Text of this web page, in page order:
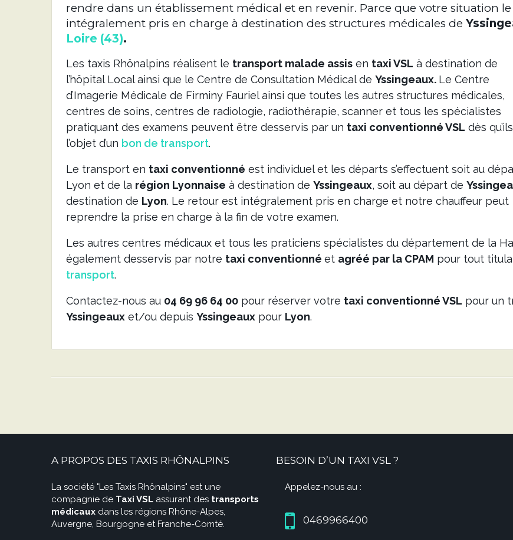
rendre dans un établissement médical et en revenir. Parce que votre situation
intégralement pris en charge à destination des structures médicales de
Loire (43).
Les taxis Rhônalpins réalisent le transport malade assis en taxi VSL à destination de
l’hôpital Local ainsi que le Centre de Consultation Médical de Yssingeaux. Le Centre
d’Imagerie Médicale de Firminy Fauriel ainsi que toutes les autres structures médicales,
centres de soins, centres de radiologie, radiothérapie, scanner et tous les spécialistes
pratiquant des examens peuvent être desservis par un taxi conventionné VSL dès
l’objet d’un bon de transport.
Le transport en taxi conventionné est individuel et les départs s’effectuent soit au
Lyon et de la région Lyonnaise à destination de Yssingeaux, soit au départ de
destination de Lyon. Le retour est intégralement pris en charge et notre chauffeur peut
reprendre la prise en charge à la fin de votre examen.
Les autres centres médicaux et tous les praticiens spécialistes du département de la
également desservis par notre taxi conventionné et agréé par la CPAM pour tout
transport.
Contactez-nous au 04 69 96 64 00 pour réserver votre taxi conventionné VSL pour un
Yssingeaux et/ou depuis Yssingeaux pour Lyon.
A PROPOS DES TAXIS RHÔNALPINS
La société "Les Taxis Rhônalpins" est une
compagnie de Taxi VSL assurant des transports
médicaux dans les régions Rhône-Alpes,
Auvergne, Bourgogne et Franche-Comté.
BESOIN D’UN TAXI VSL ?
Appelez-nous au :
0469966400